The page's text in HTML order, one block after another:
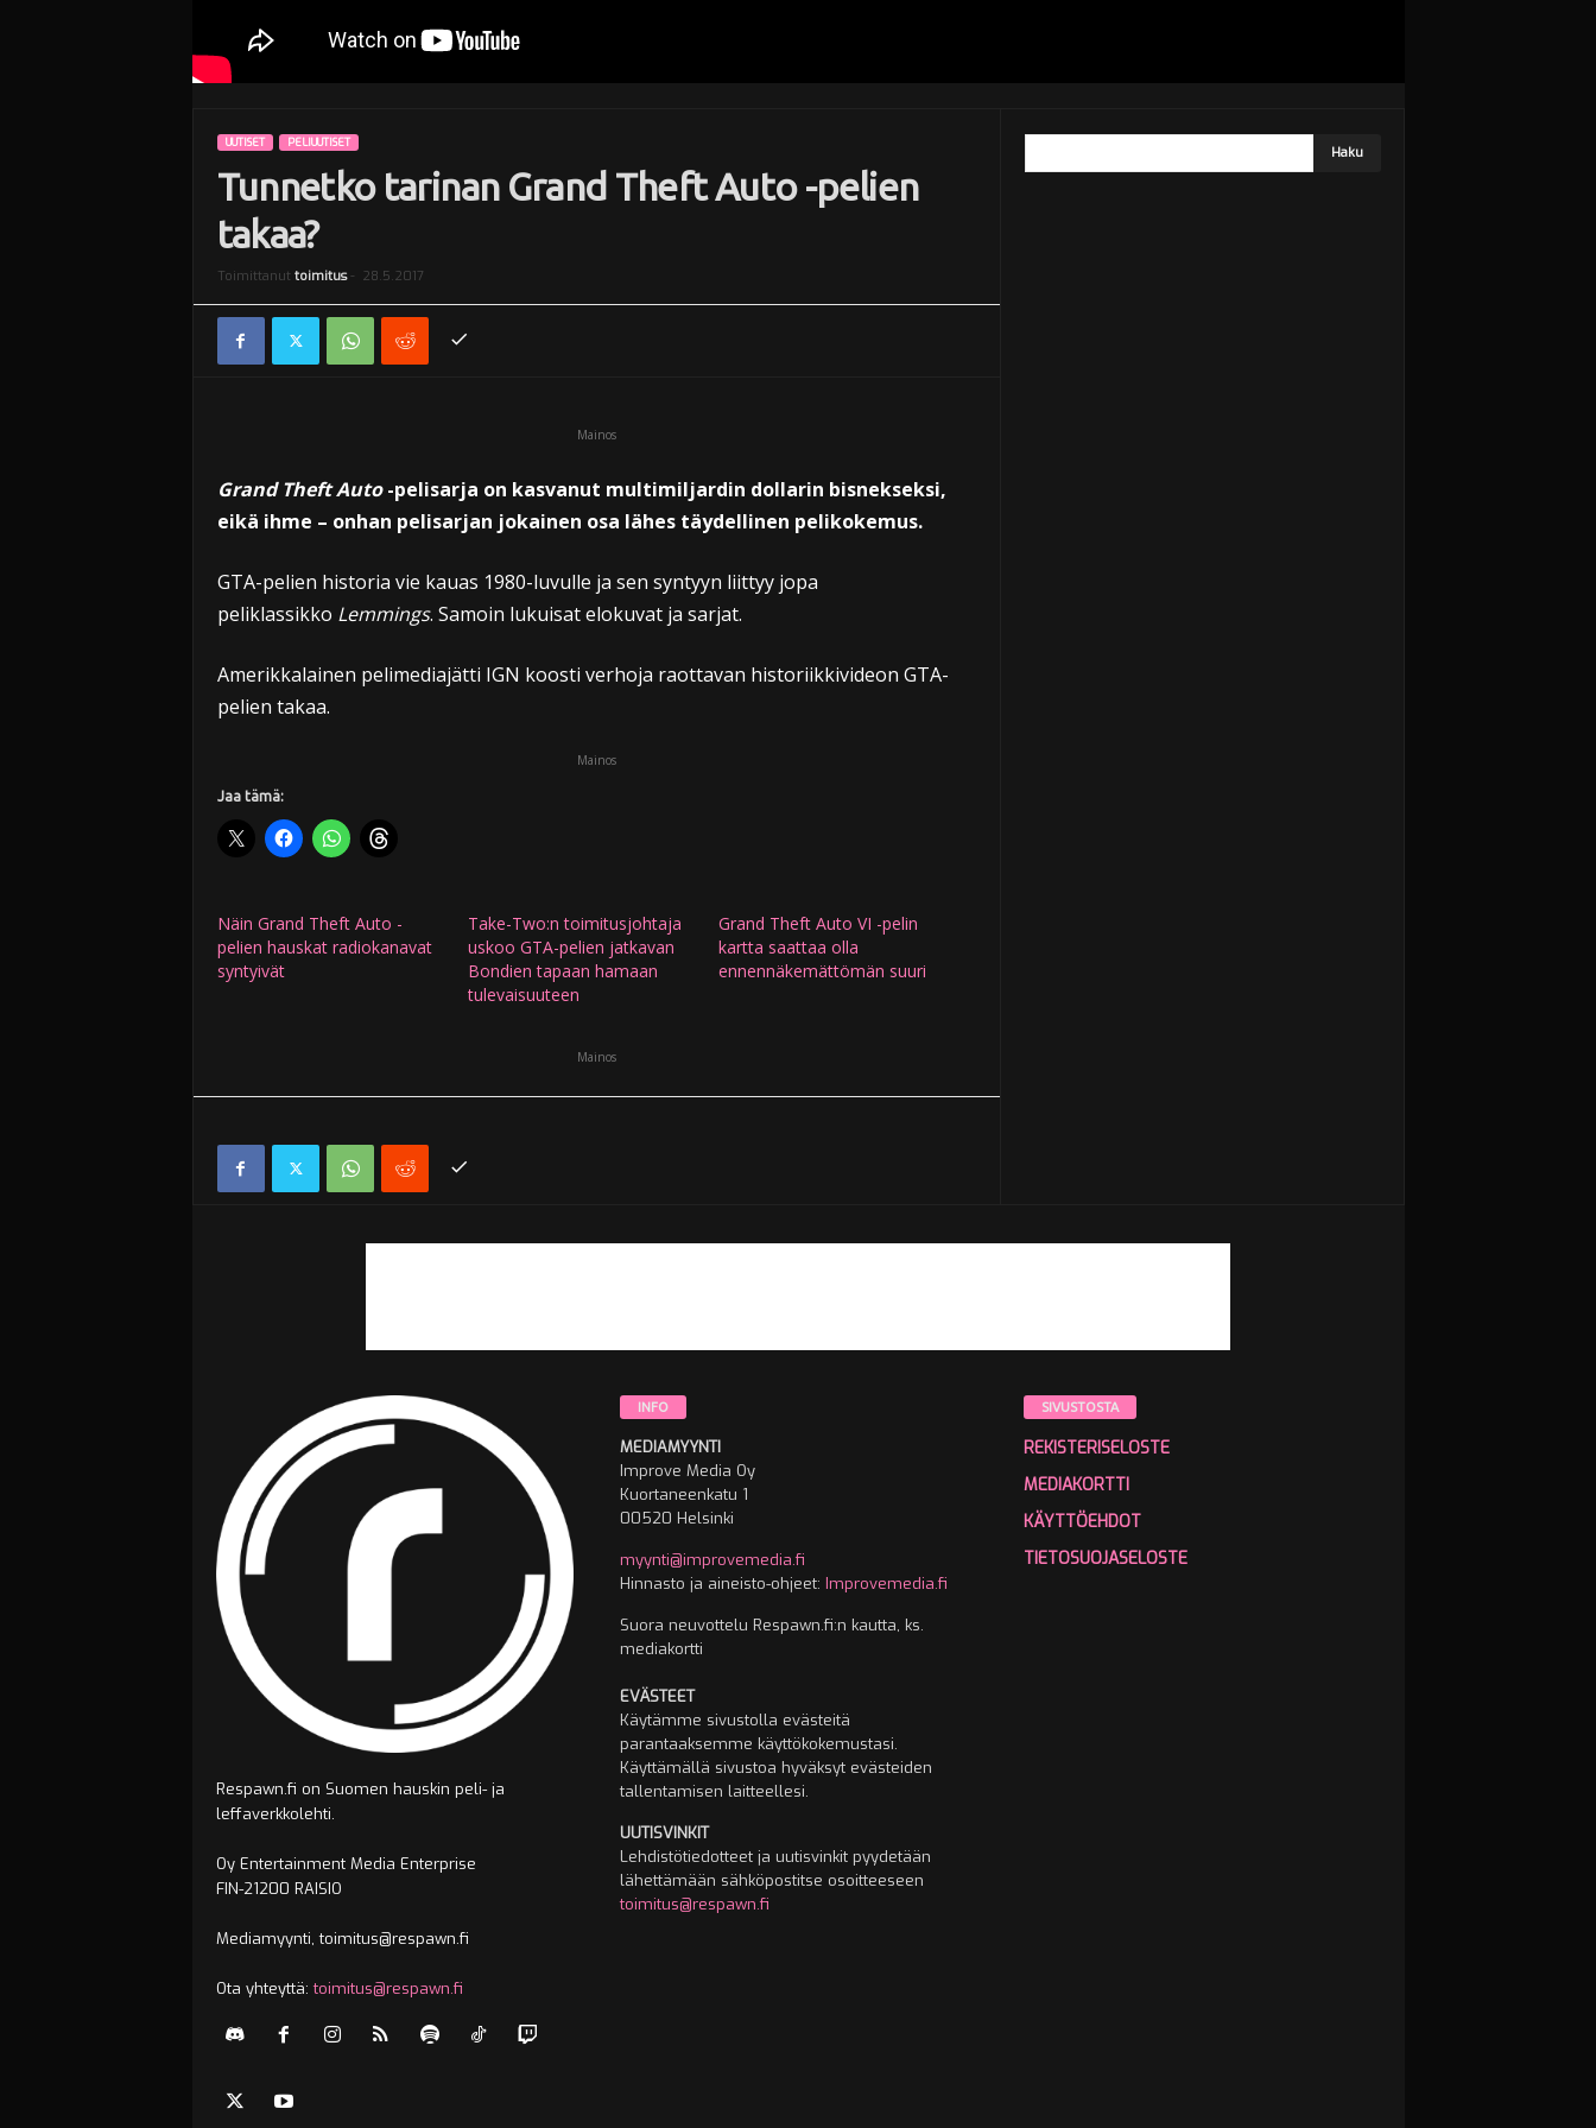
UUTISET PELIUUTISET
Tunnetko tarinan Grand Theft Auto -pelien
takaa?
Toimittanut toimitus- 28.5.2017
Mainos
Grand Theft Auto-pelisarja on kasvanut multimiljardin dollarin bisnekseksi,
eikä ihme – onhan pelisarjan jokainen osa lähes täydellinen pelikokemus.
GTA-pelien historia vie kauas 1980-luvulle ja sen syntyyn liittyy jopa
peliklassikko Lemmings. Samoin lukuisat elokuvat ja sarjat.
Amerikkalainen pelimediajätti IGN koosti verhoja raottavan historiikkivideon GTA-
pelien takaa.
Mainos
Jaa tämä:
Näin Grand Theft Auto -
pelien hauskat radiokanavat
syntyivät
Take-Two:n toimitusjohtaja
uskoo GTA-pelien jatkavan
Bondien tapaan hamaan
tulevaisuuteen
Grand Theft Auto VI -pelin
kartta saattaa olla
ennennäkemättömän suuri
Mainos
Respawn.fi on Suomen hauskin peli- ja
leffaverkkolehti.
Oy Entertainment Media Enterprise
FIN-21200 RAISIO
Mediamyynti, toimitus@respawn.fi
Ota yhteyttä:toimitus@respawn.fi
INFO
MEDIAMYYNTI
Improve Media Oy
Kuortaneenkatu 1
00520 Helsinki
myynti@improvemedia.fi
Hinnasto ja aineisto-ohjeet: Improvemedia.fi
Suora neuvottelu Respawn.fi:n kautta, ks.
mediakortti
EVÄSTEET
Käytämme sivustolla evästeitä
parantaaksemme käyttökokemustasi.
Käyttämällä sivustoa hyväksyt evästeiden
tallentamisen laitteellesi.
UUTISVINKIT
Lehdistötiedotteet ja uutisvinkit pyydetään
lähettämään sähköpostitse osoitteeseen
toimitus@respawn.fi
SIVUSTOSTA
REKISTERISELOSTE
MEDIAKORTTI
KÄYTTÖEHDOT
TIETOSUOJASELOSTE